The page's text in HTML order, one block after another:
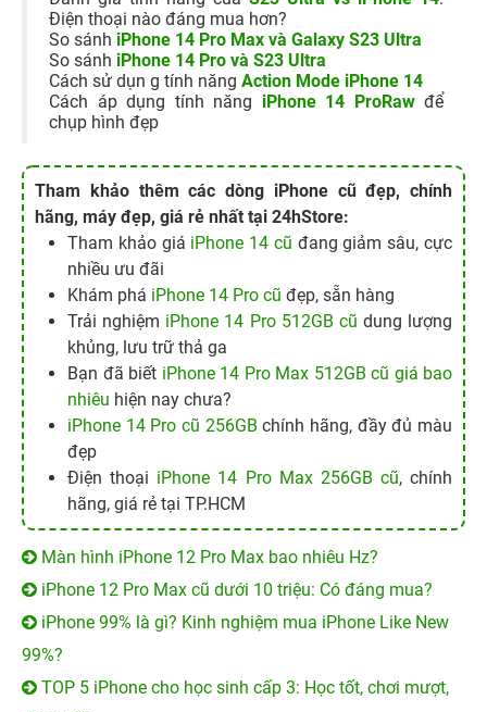
Điện thoại nào đáng mua hơn?
So sánh iPhone 14 Pro Max và Galaxy S23 Ultra
So sánh iPhone 14 Pro và S23 Ultra
Cách sử dụn g tính năng Action Mode iPhone 14
Cách áp dụng tính năng iPhone 14 ProRawđể
chụp hình đẹp
Tham khảo thêm các dòng iPhone cũ đẹp, chính
hãng, máy đẹp, giá rẻ nhất tại 24hStore:
Tham khảo giá iPhone 14 cũ đang giảm sâu, cực
nhiều ưu đãi
Khám phá iPhone 14 Pro cũ đẹp, sẵn hàng
Trải nghiệm iPhone 14 Pro 512GB cũ dung lượng
khủng, lưu trữ thả ga
Bạn đã biết iPhone 14 Pro Max 512GB cũ giá bao
nhiêu hiện nay chưa?
iPhone 14 Pro cũ 256GB chính hãng, đầy đủ màu
đẹp
Điện thoại iPhone 14 Pro Max 256GB cũ, chính
hãng, giá rẻ tại TP.HCM
Màn hình iPhone 12 Pro Max bao nhiêu Hz?
iPhone 12 Pro Max cũ dưới 10 triệu: Có đáng mua?
iPhone 99% là gì? Kinh nghiệm mua iPhone Like New
99%?
TOP 5 iPhone cho học sinh cấp 3: Học tốt, chơi mượt,